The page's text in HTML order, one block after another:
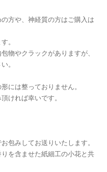
方や、神経質の方はご購入は
。
物やクラックがありますが、
。
には整っておりません。
ければ幸いです。
包みしてお送りいたします。
を含ませた紙細工の小花と共